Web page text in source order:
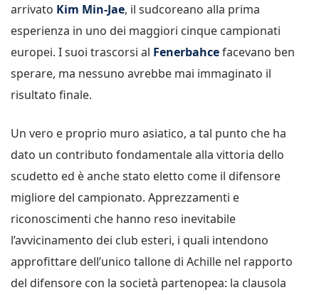
arrivato Kim Min-Jae, il sudcoreano alla prima
esperienza in uno dei maggiori cinque campionati
europei. I suoi trascorsi al Fenerbahcefacevano ben
sperare, ma nessuno avrebbe mai immaginato il
risultato finale.
Un vero e proprio muro asiatico, a tal punto che ha
dato un contributo fondamentale alla vittoria dello
scudetto ed è anche stato eletto come il difensore
migliore del campionato. Apprezzamenti e
riconoscimenti che hanno reso inevitabile
l’avvicinamento dei club esteri, i quali intendono
approfittare dell’unico tallone di Achille nel rapporto
del difensore con la società partenopea: la clausola